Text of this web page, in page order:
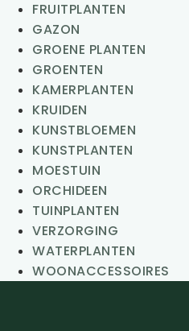
FRUITPLANTEN
GAZON
GROENE PLANTEN
GROENTEN
KAMERPLANTEN
KRUIDEN
KUNSTBLOEMEN
KUNSTPLANTEN
MOESTUIN
ORCHIDEEN
TUINPLANTEN
VERZORGING
WATERPLANTEN
WOONACCESSOIRES